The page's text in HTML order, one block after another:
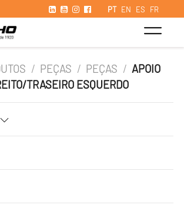
PT EN ES FR
/ PEÇAS / PEÇAS / APOIO
TRASEIRO ESQUERDO